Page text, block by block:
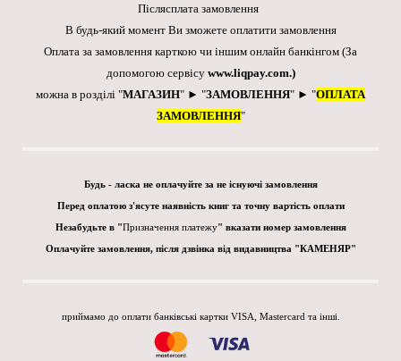
Післясплата замовлення
В будь-який момент Ви зможете оплатити замовлення
Оплата за замовлення карткою чи іншим онлайн банкінгом (За
допомогою сервісу www.liqpay.com.)
можна в розділі "МАГАЗИН" ► "ЗАМОВЛЕННЯ" ► "ОПЛАТА
ЗАМОВЛЕННЯ"
Будь - ласка не оплачуйте за не існуючі замовлення
Перед оплатою з'ясуте наявність книг та точну вартість оплати
Незабудьте в "Призначення платежу" вказати номер замовлення
Оплачуйте замовлення, після дзвінка від видавництва "КАМЕНЯР"
приймамо до оплати банківські картки VISA, Mastercard та інші.